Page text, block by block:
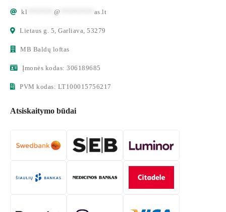
kl @ as.lt
Lietaus g. 5, Garliava, 53279
MB Baldų loftas
Įmonės kodas: 306189685
PVM kodas: LT100015756217
Atsiskaitymo būdai